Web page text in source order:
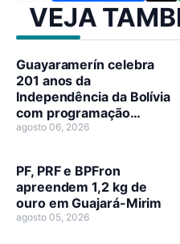
VEJA
Guayaramerín celebra
201 anos da
Independência da Bolívia
com programação
cívico-cultural
agosto 06, 2026
PF, PRF e BPFron
apreendem 1,2 kg de
ouro em Guajará-Mirim
agosto 05, 2026